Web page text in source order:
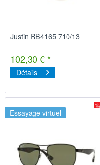
Justin RB4165 710/13
102,30 € *
Détails
Essayage virtuel